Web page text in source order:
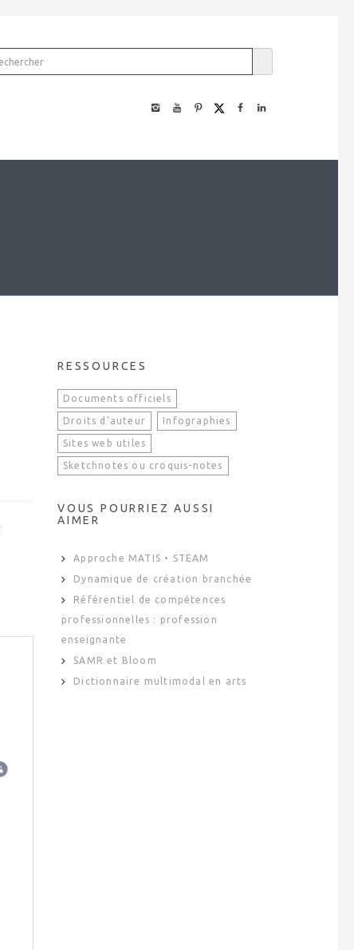
RESSOURCES
Documents officiels
Droits d’auteur Infographies
Sites web utiles
Sketchnotes ou croquis-notes
VOUS POURRIEZ AUSSI
AIMER
Approche MATIS • STEAM
Dynamique de création branchée
Référentiel de compétences
professionnelles : profession
enseignante
SAMR et Bloom
Dictionnaire multimodal en arts